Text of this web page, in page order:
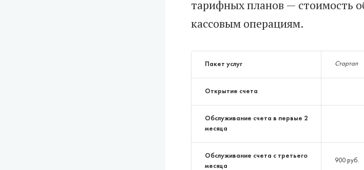
тарифных планов — стоимость
кассовым операциям.
Пакет услуг Стартап
Открытие счета
Обслуживание счета в первые 2
месяца
Обслуживание счета с третьего
месяца
900 руб.